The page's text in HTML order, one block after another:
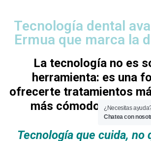
Tecnología dental
Ermua que marca la
La tecnología no es
herramienta: es una
ofrecerte tratamientos
más cómodos y más
Tecnología que cuida, no
¿Necesitas
Chatea con